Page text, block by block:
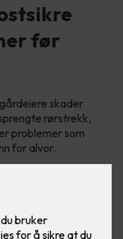
før
skader
rørstrekk,
problemer som
for alvor.